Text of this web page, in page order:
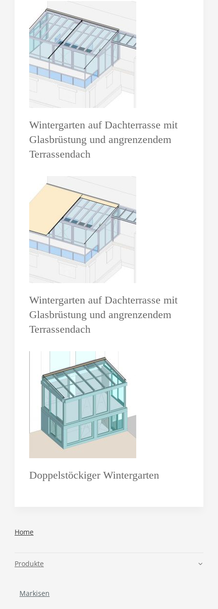
Wintergarten auf Dachterrasse mit
Glasbrüstung und angrenzendem
Terrassendach
Wintergarten auf Dachterrasse mit
Glasbrüstung und angrenzendem
Terrassendach
Doppelstöckiger Wintergarten
Home
Produkte
Markisen